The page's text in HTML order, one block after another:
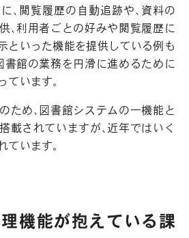
、閲覧履歴の自動追跡や、資料の
、利用者ごとの好みや閲覧履歴に
といった機能を提供している例も
書館の業務を円滑に進めるために
います。
ため、図書館システムの一機能と
載されていますが、近年ではいく
います。
機能が抱えている課